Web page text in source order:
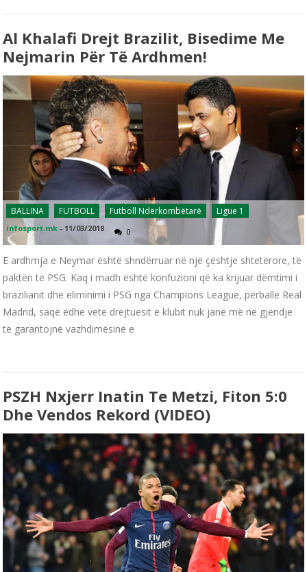
Al Khalafi Drejt Brazilit, Bisedime Me
Nejmarin Për Të Ardhmen!
BALLINA FUTBOLL Futboll Ndërkombëtarë Ligue 1
infosport.mk - 11/03/2018 0
E ardhmja e Neymar është shndërruar në një çështje shtetërore, të
paktën te PSG. Kaq i madh është konfuzioni që ka krijuar dëmtimi i
brazilianit dhe eliminimi i PSG nga Champions League, përballë Real
Madrid, saqë edhe vetë drejtuesit e klubit nuk janë më në gjëndje
të garantojnë vazhdimësinë e
PSZH Nxjerr Inatin Te Metzi, Fiton 5:0
Dhe Vendos Rekord (VIDEO)